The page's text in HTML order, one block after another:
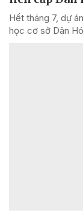
Hết tháng 7, dự
học cơ sở Dân